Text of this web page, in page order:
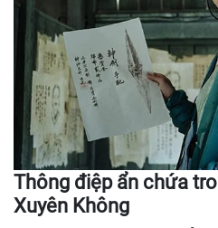
Thông điệp ẩn chứa
Xuyên Không